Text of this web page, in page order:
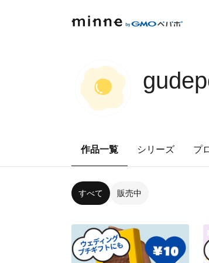
作品一覧 シリーズ プ
すべて 販売中